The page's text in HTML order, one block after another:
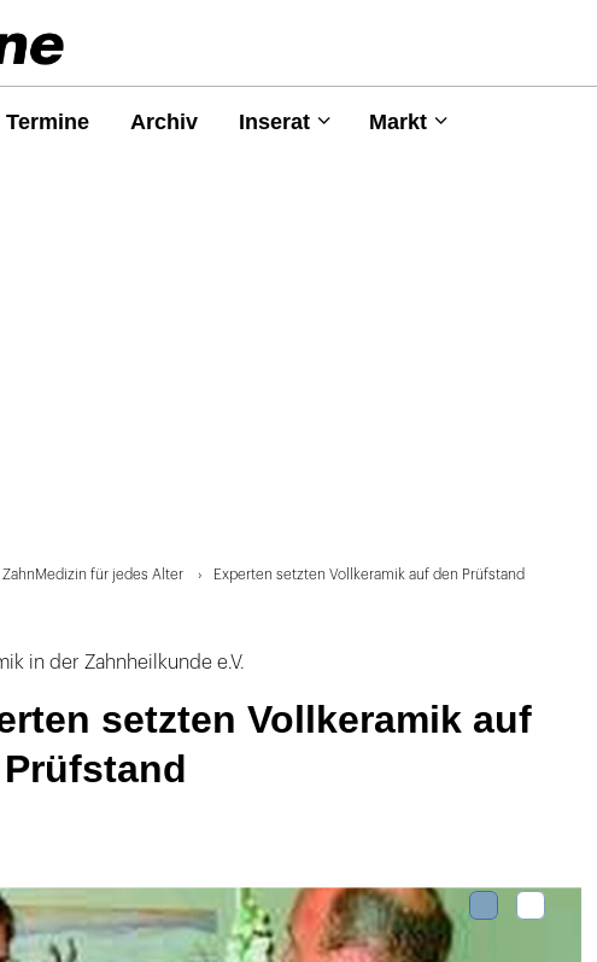
Termine Archiv Inserat Markt
ZahnMedizin für jedes Alter Experten setzten Vollkeramik auf den Prüfstand
in der Zahnheilkunde e.V.
setzten Vollkeramik auf